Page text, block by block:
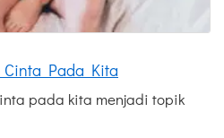
Cinta Pada Kita
pada kita menjadi topik